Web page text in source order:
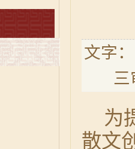
文字
为
散文